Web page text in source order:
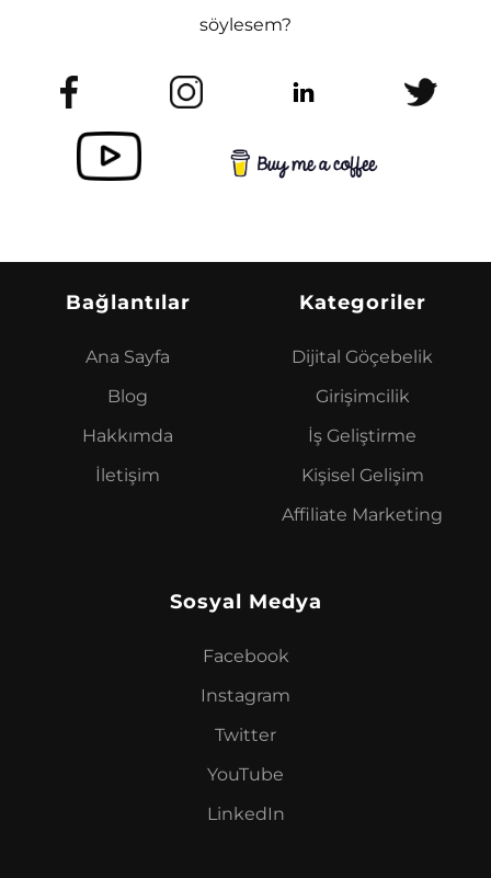
söylesem?
Bağlantılar
Ana Sayfa
Blog
Hakkımda
İletişim
Kategoriler
Dijital Göçebelik
Girişimcilik
İş Geliştirme
Kişisel Gelişim
Affiliate Marketing
Sosyal Medya
Facebook
Instagram
Twitter
YouTube
LinkedIn